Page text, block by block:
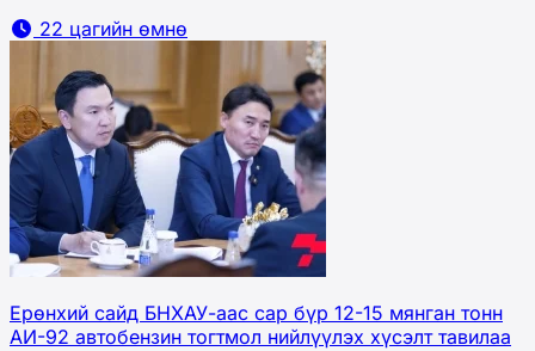
22 цагийн өмнө
Ерөнхий сайд БНХАУ-аас сар бүр 12-15 мянган тонн
АИ-92 автобензин тогтмол нийлүүлэх хүсэлт тавилаа